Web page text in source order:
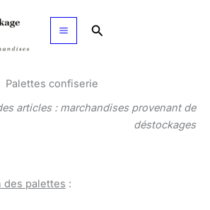
Rechercher
Palettes confiserie
articles : marchandises provenant de
déstockages
des palettes :